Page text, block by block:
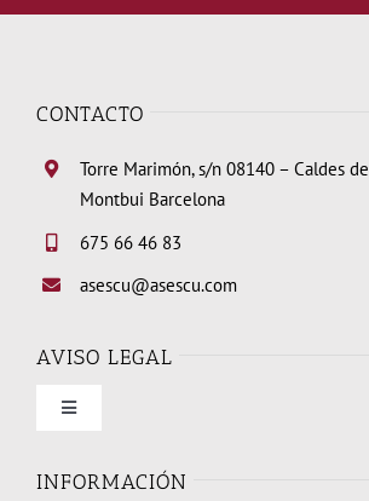
CONTACTO
Torre Marimón, s/n 08140 – Caldes de
Montbui Barcelona
675 66 46 83
asescu@asescu.com
AVISO LEGAL
Toggle
Condiciones de uso
INFORMACIÓN